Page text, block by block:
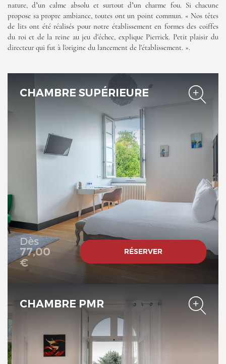
nature, d’un calme absolu et surtout d’un charme fou. Si chacune
propose sa propre ambiance, toutes ont un point commun. « Nos têtes
de lits ont été réalisés pour notre établissement en formes des coiffes
du roi et de la reine au jeu d'échec, explique Pierrick. Petit plaisir du
directeur qui fut à l'origine du lancement de l'établissement. ».
CHAMBRE SUPÉRIEURE
Dès
77,00
€
RÉSERVER
CHAMBRE PMR
Château de Briançon, The
Château de Briançon, The
Originals Relais
Château de Briançon, The
Originals Relais